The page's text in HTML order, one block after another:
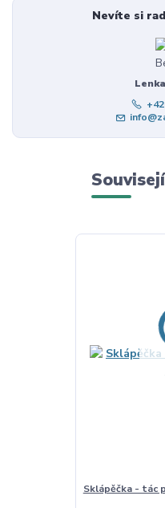
Nevíte si
Sklápěčka - tác